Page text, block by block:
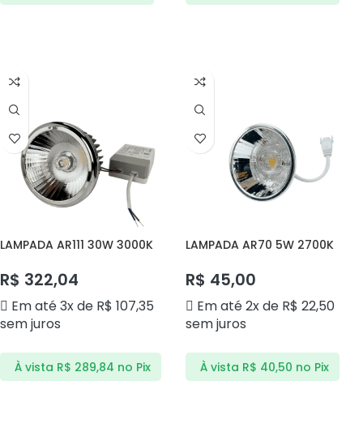
LAMPADA AR111 30W 3000K
R$ 322,04
Em até 3x de R$ 107,35
sem juros
À vista R$ 289,84 no Pix
LAMPADA AR70 5W 2700K
R$ 45,00
Em até 2x de R$ 22,50
sem juros
À vista R$ 40,50 no Pix